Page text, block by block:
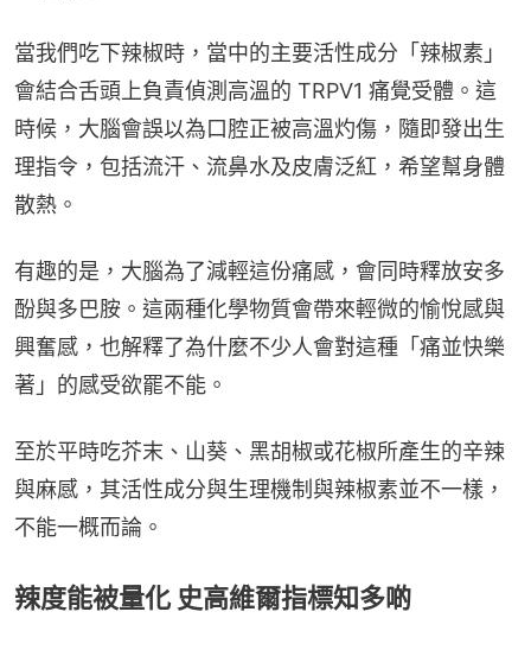
當我們吃下辣椒時，當中的主要活性成分「辣椒素」
會結合舌頭上負責偵測高溫的 TRPV1 痛覺受體。這
時候，大腦會誤以為口腔正被高溫灼傷，隨即發出生
理指令，包括流汗、流鼻水及皮膚泛紅，希望幫身體
散熱。
有趣的是，大腦為了減輕這份痛感，會同時釋放安多
酚與多巴胺。這兩種化學物質會帶來輕微的愉悅感與
興奮感，也解釋了為什麼不少人會對這種「痛並快樂
著」的感受欲罷不能。
至於平時吃芥末、山葵、黑胡椒或花椒所產生的辛辣
與麻感，其活性成分與生理機制與辣椒素並不一樣，
不能一概而論。
辣度能被量化 史高維爾指標知多啲